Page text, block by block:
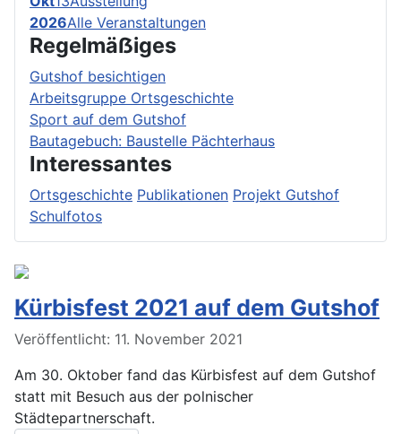
2026Alle Veranstaltungen
Regelmäẞiges
Gutshof besichtigen
Arbeitsgruppe Ortsgeschichte
Sport auf dem Gutshof
Bautagebuch: Baustelle Pächterhaus
Interessantes
Ortsgeschichte Publikationen Projekt Gutshof
Schulfotos
Kürbisfest 2021 auf dem Gutshof
Veröffentlicht: 11. November 2021
Am 30. Oktober fand das Kürbisfest auf dem Gutshof
statt mit Besuch aus der polnischer
Städtepartnerschaft.